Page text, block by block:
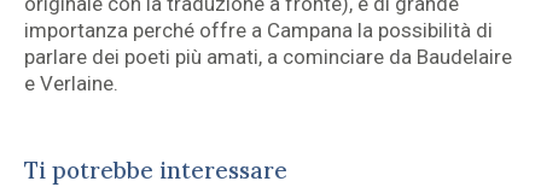
importanza perché offre a Campana la possibilità di
parlare dei poeti più amati, a cominciare da Baudelaire
e Verlaine.
Ti potrebbe interessare